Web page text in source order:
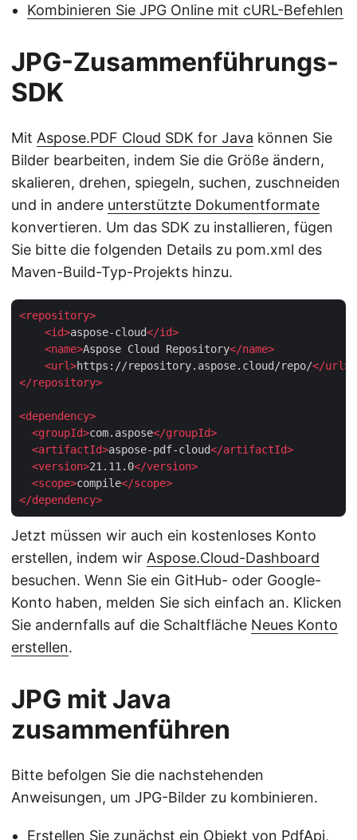
Kombinieren Sie JPG Online mit cURL-Befehlen
JPG-Zusammenführungs-
SDK
Mit Aspose.PDF Cloud SDK for Java können Sie
Bilder bearbeiten, indem Sie die Größe ändern,
skalieren, drehen, spiegeln, suchen, zuschneiden
und in andere unterstützte Dokumentformate
konvertieren. Um das SDK zu installieren, fügen
Sie bitte die folgenden Details zu pom.xml des
Maven-Build-Typ-Projekts hinzu.
<repository>
<id>aspose-cloud</id>
<name>Aspose Cloud Repository</name>
<url>https://repository.aspose.cloud/repo/</url>
</repository>
<dependency>
<groupId>com.aspose</groupId>
<artifactId>aspose-pdf-cloud</artifactId>
<version>21.11.0</version>
<scope>compile</scope>
</dependency>
Jetzt müssen wir auch ein kostenloses Konto
erstellen, indem wir Aspose.Cloud-Dashboard
besuchen. Wenn Sie ein GitHub- oder Google-
Konto haben, melden Sie sich einfach an. Klicken
Sie andernfalls auf die Schaltfläche Neues Konto
erstellen.
JPG mit Java
zusammenführen
Bitte befolgen Sie die nachstehenden
Anweisungen, um JPG-Bilder zu kombinieren.
Erstellen Sie zunächst ein Objekt von PdfApi,